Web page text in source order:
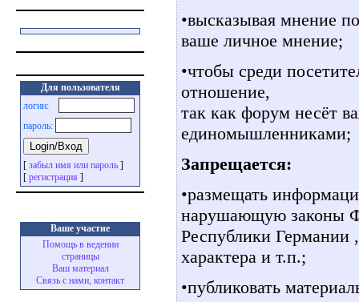
Для пользователя
логин:
пароль:
[ забыл имя или пароль ]
[ регистрация ]
Ваше участие
Помощь в ведении
страницы
Ваш материал
Связь с нами, контакт
•высказывая мнение
ваше личное мнение;
•чтобы среди
отношение,
так как форум несёт
единомышленниками;
Запрещается:
•размещать
нарушающую законы
Республики Германии
характера и т.п.;
•публиковать